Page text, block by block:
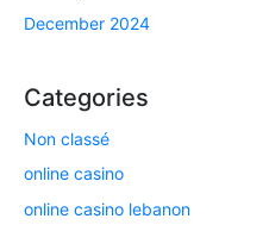
December 2024
Categories
Non classé
online casino
online casino lebanon